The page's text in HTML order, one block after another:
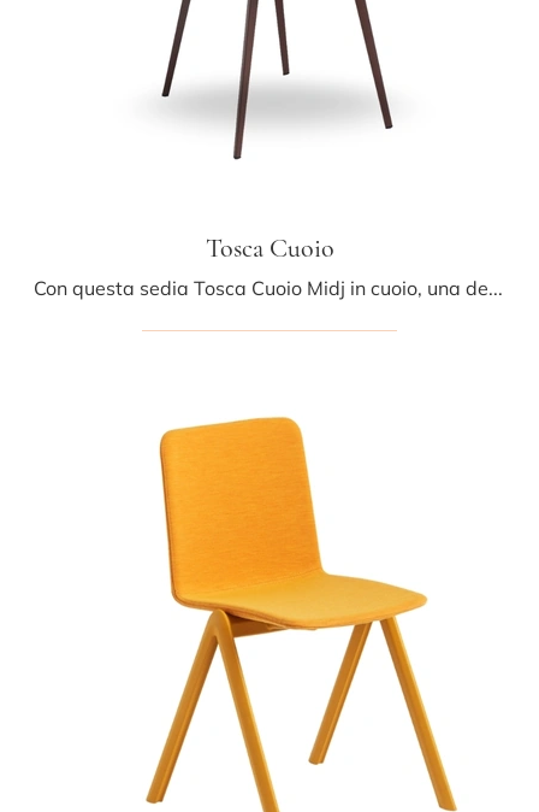
Tosca Cuoio
Con questa sedia Tosca Cuoio Midj in cuoio, una delle nostre sedute fisse moderne, potrai impreziosire i tuoi locali.